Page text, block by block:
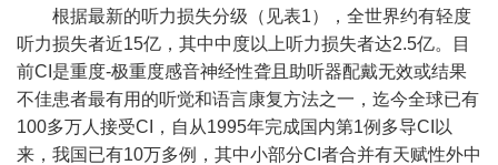
根据最新的听力损失分级（见表1），全世界约有轻度
听力损失者近15亿，其中中度以上听力损失者达2.5亿。目
前CI是重度-极重度感音神经性聋且助听器配戴无效或结果
不佳患者最有用的听觉和语言康复方法之一，迄今全球已有
100多万人接受CI，自从1995年完成国内第1例多导CI以
来，我国已有10万多例，其中小部分CI者合并有天赋性外中